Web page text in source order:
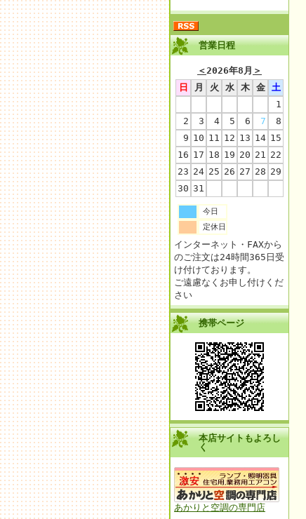
営業日程
＜2026年8月 ＞
日
月 火 水 木 金
土
1
2
3 4 5 6 7
8
9 10 11 12 13 14 15
16 17 18 19 20 21 22
23 24 25 26 27 28 29
30 31
今日
定休日
インターネット・FAXから
のご注文は24時間365日受
け付けております。
ご遠慮なくお申し付けくだ
さい
携帯ページ
本店サイトもよろし
く
あかりと空調の専門店